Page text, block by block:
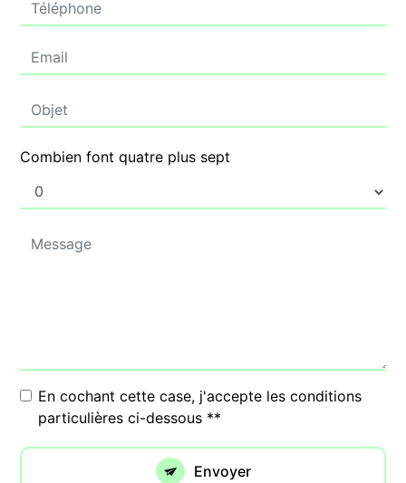
Combien font quatre plus sept
En cochant cette case, j'accepte les conditions
particulières ci-dessous **
Envoyer